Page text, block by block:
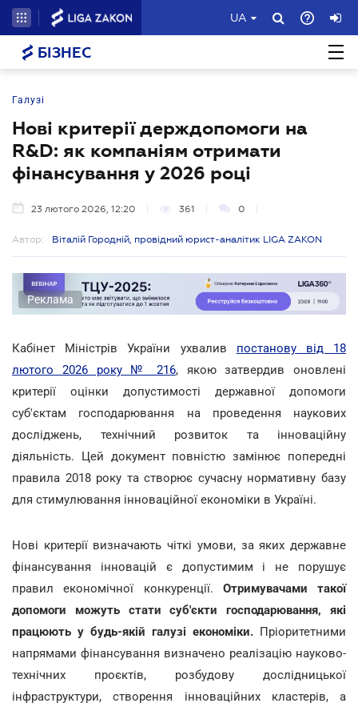
UA
БІЗНЕС
Галузі
Нові критерії держдопомоги на
R&D: як компаніям отримати
фінансування у 2026 році
23 лютого 2026, 12:20 361 0
Автор: Віталій Городній, провідний юрист-аналітик LIGA ZAKON
Реклама
Кабінет Міністрів України ухвалив постанову від 18
лютого 2026 року № 216, якою затвердив оновлені
критерії оцінки допустимості державної допомоги
суб'єктам господарювання на проведення наукових
досліджень, технічний розвиток та інноваційну
діяльність. Цей документ повністю замінює попередні
правила 2018 року та створює сучасну нормативну базу
для стимулювання інноваційної економіки в Україні.
Нові критерії визначають чіткі умови, за яких державне
фінансування інновацій є допустимим і не порушує
правил економічної конкуренції. Отримувачами такої
допомоги можуть стати суб'єкти господарювання, які
працюють у будь-якій галузі економіки. Пріоритетними
напрямами фінансування визначено реалізацію науково-
технічних проєктів, розбудову дослідницької
інфраструктури, створення інноваційних кластерів, а